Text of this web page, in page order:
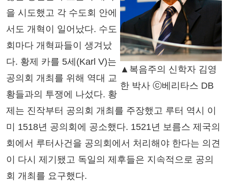
▲복음주의 신학자 김영
한 박사 ⓒ베리타스 DB
을 시도했고 각 수도회 안에
서도 개혁이 일어났다. 수도
회마다 개혁파들이 생겨났
다. 황제 카를 5세(Karl V)는
공의회 개최를 위해 역대 교
황들과의 투쟁에 나섰다. 황
제는 진작부터 공의회 개최를 주장했고 루터 역시 이
미 1518년 공의회에 공소했다. 1521년 보름스 제국의
회에서 루터사건을 공의회에서 처리해야 한다는 의견
이 다시 제기됐고 독일의 제후들은 지속적으로 공의
회 개최를 요구했다.